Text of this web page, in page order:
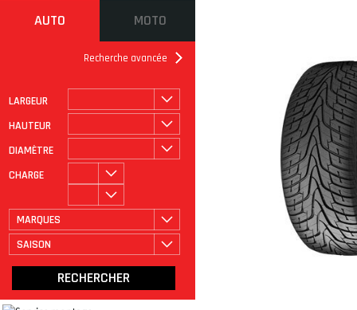
AUTO MOTO
Recherche avancée
LARGEUR
HAUTEUR
DIAMÈTRE
CHARGE
MARQUES
SAISON
ROULAGE À PLAT